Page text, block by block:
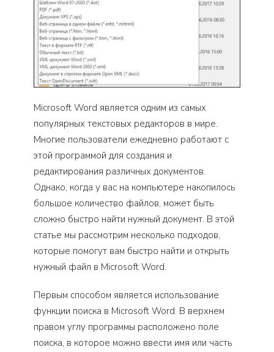
Microsoft Word является одним из самых
популярных текстовых редакторов в мире.
Многие пользователи ежедневно работают с
этой программой для создания и
редактирования различных документов.
Однако, когда у вас на компьютере накопилось
большое количество файлов, может быть
сложно быстро найти нужный документ. В этой
статье мы рассмотрим несколько подходов,
которые помогут вам быстро найти и открыть
нужный файл в Microsoft Word.
Первым способом является использование
функции поиска в Microsoft Word. В верхнем
правом углу программы расположено поле
поиска, в которое можно ввести имя или часть